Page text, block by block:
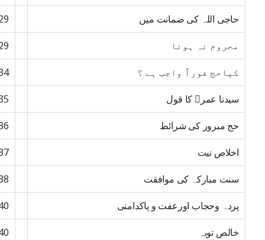
حاجی اللہ کی ضمانت میں
محروم نہ ہونا
کیاحج فوراً واجب ہے ؟
سیدنا عمر﷜ کا قول
حج مبرور کی شرائط
اخلاص نیت
سنت مبارکہ کی موافقت
پردہ وحجاب اورعفت و پاکدامنی
خالص توبہ